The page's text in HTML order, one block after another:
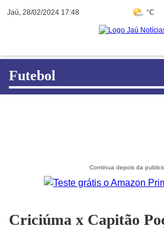
Jaú, 28/02/2024 17:48 °C
Futebol
Criciúma x Capitão